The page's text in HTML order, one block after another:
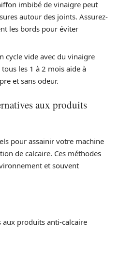
imbibé de vinaigre peut
autour des joints. Assurez-
les bords pour éviter
cycle vide avec du vinaigre
les 1 à 2 mois aide à
et sans odeur.
aux produits
pour assainir votre machine
de calcaire. Ces méthodes
et souvent
produits anti-calcaire